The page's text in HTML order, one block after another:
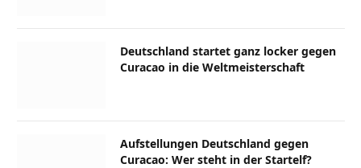
Deutschland startet ganz locker gegen
Curacao in die Weltmeisterschaft
Aufstellungen Deutschland gegen
Curacao: Wer steht in der Startelf?